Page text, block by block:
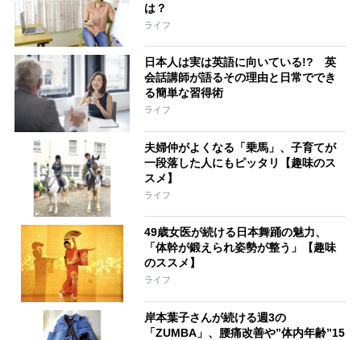
は？
ライフ
日本人は実は英語に向いている!? 英
会話講師が語るその理由と日常ででき
る簡単な習得術
ライフ
夫婦仲がよくなる「乗馬」、子育てが
一段落した人にもピッタリ【趣味のス
スメ】
ライフ
49歳女医が続ける日本舞踊の魅力、
「体幹が鍛えられ姿勢が整う」【趣味
のススメ】
ライフ
岸本葉子さんが続ける週3の
「ZUMBA」、腰痛改善や”体内年齢”15